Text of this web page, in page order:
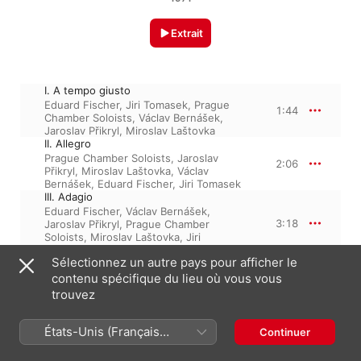
Extrait
I. A tempo giusto
Eduard Fischer, Jiri Tomasek, Prague
Chamber Soloists, Václav Bernášek,
Jaroslav Přikryl, Miroslav Laštovka
1:44
II. Allegro
Prague Chamber Soloists, Jaroslav
Přikryl, Miroslav Laštovka, Václav
Bernášek, Eduard Fischer, Jiri Tomasek
2:06
III. Adagio
Eduard Fischer, Václav Bernášek,
Jaroslav Přikryl, Prague Chamber
Soloists, Miroslav Laštovka, Jiri
3:18
IV. Allegro
Václav Bernášek,Prague Chamber
Soloists,Jiri Tomasek
Miroslav Laštovka
2:51
Eduard Fischer,Prague Chamber
Soloists,Václav Bernášek,Miroslav
2:40
Sélectionnez un autre pays pour afficher le
contenu spécifique du lieu où vous vous
trouvez
États-Unis (Français
France)
Continuer